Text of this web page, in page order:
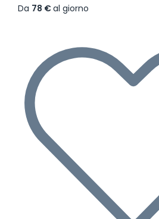
Da 78 €al giorno